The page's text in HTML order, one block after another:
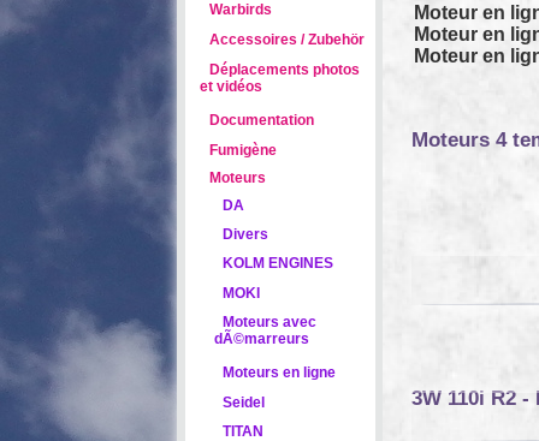
Warbirds
Accessoires / Zubehör
Déplacements photos
et vidéos
Documentation
Fumigène
Moteurs
DA
Divers
KOLM ENGINES
MOKI
Moteurs avec
dÃ©marreurs
Moteurs en ligne
Seidel
TITAN
Moteur en
Moteur en
Moteur en
Moteurs 4
3W 110i R2